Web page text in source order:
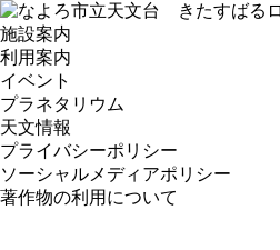
施設案内
利用案内
イベント
プラネタリウム
天文情報
プライバシーポリシー
ソーシャルメディアポリシー
著作物の利用について